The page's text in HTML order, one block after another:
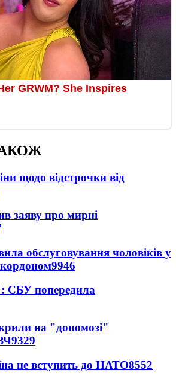
щодо відстрочки від
заяву про мирні
обслуговування чоловіків у
кордоном9946
СБУ попередила
на "допомозі"
9329
не вступить до НАТО8552